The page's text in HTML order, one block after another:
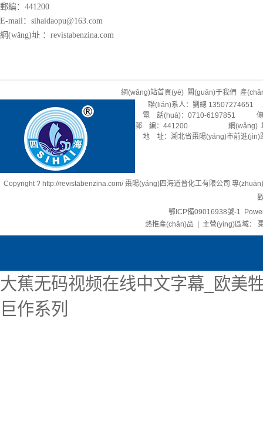
郵編：441200
E-mail：sihaidaopu@163.com
網(wǎng)址 ：revistabenzina.com
網(wǎng)站首頁(yè) 關(guān)于我們 產
聯(lián)系人：劉總 13507274651
電 話(huà)：0710-6197851 傳
郵 編：441200 網(wǎng) 址：
地 址：湖北省棗陽(yáng)市前進(jìn)
Copyright ? http://revistabenzina.com/ 棗陽(yáng)四海道普化工有限公司 專
鄂ICP備09016938號-1
熱推產(chǎn)品 | 主營(yíng)區域：
大蕉无码视频在线中文字幕_欧美
巨作系列